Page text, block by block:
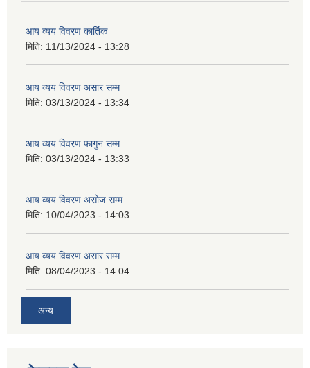
आय व्यय विवरण कार्तिक
मिति: 11/13/2024 - 13:28
आय व्यय विवरण असार सम्म
मिति: 03/13/2024 - 13:34
आय व्यय विवरण फागुन सम्म
मिति: 03/13/2024 - 13:33
आय व्यय विवरण असोज सम्म
मिति: 10/04/2023 - 14:03
आय व्यय विवरण असार सम्म
मिति: 08/04/2023 - 14:04
अन्य